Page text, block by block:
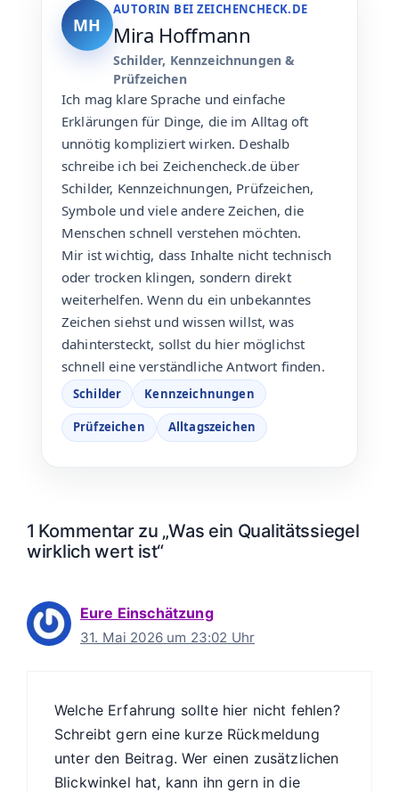
MH
AUTORIN BEI ZEICHENCHECK.DE
Mira Hoffmann
Schilder, Kennzeichnungen &
Prüfzeichen
Ich mag klare Sprache und einfache
Erklärungen für Dinge, die im Alltag oft
unnötig kompliziert wirken. Deshalb
schreibe ich bei Zeichencheck.de über
Schilder, Kennzeichnungen, Prüfzeichen,
Symbole und viele andere Zeichen, die
Menschen schnell verstehen möchten.
Mir ist wichtig, dass Inhalte nicht technisch
oder trocken klingen, sondern direkt
weiterhelfen. Wenn du ein unbekanntes
Zeichen siehst und wissen willst, was
dahintersteckt, sollst du hier möglichst
schnell eine verständliche Antwort finden.
Schilder Kennzeichnungen
Prüfzeichen Alltagszeichen
1 Kommentar zu „Was ein Qualitätssiegel
wirklich wert ist“
Eure Einschätzung
31. Mai 2026 um 23:02 Uhr
Welche Erfahrung sollte hier nicht fehlen?
Schreibt gern eine kurze Rückmeldung
unter den Beitrag. Wer einen zusätzlichen
Blickwinkel hat, kann ihn gern in die